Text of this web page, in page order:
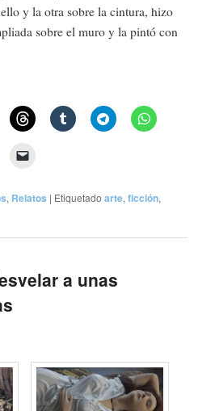
y la otra sobre la cintura, hizo
sobre el muro y la pintó con
, Relatos | Etiquetado arte,ficción,
a unas